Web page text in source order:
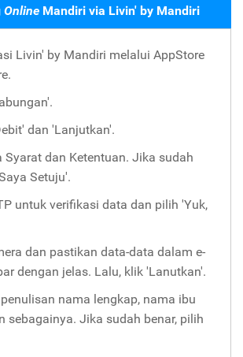
Online Mandiri via Livin' by Mandiri
Livin' by Mandiri melalui AppStore
dan 'Lanjutkan'.
Syarat dan Ketentuan. Jika sudah
Setuju'.
untuk verifikasi data dan pilih 'Yuk,
dan pastikan data-data dalam e-
dengan jelas. Lalu, klik 'Lanutkan'.
nama lengkap, nama ibu
sebagainya. Jika sudah benar, pilih